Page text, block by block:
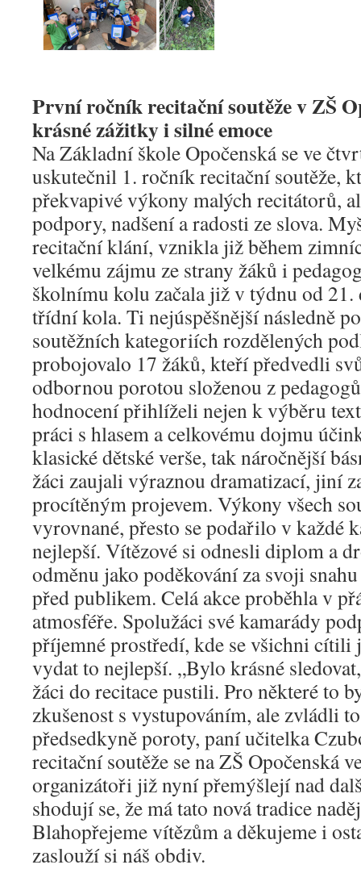
První ročník recitační soutěže v ZŠ
krásné zážitky i silné emoce
Na Základní škole Opočenská se ve
uskutečnil 1. ročník recitační soutěže,
překvapivé výkony malých recitátorů,
podpory, nadšení a radosti ze slova.
recitační klání, vznikla již během
velkému zájmu ze strany žáků i
školnímu kolu začala již v týdnu od
třídní kola. Ti nejúspěšnější následně
soutěžních kategoriích rozdělených
probojovalo 17 žáků, kteří předvedli
odbornou porotou složenou z
hodnocení přihlíželi nejen k výběru
práci s hlasem a celkovému dojmu
klasické dětské verše, tak náročnější
žáci zaujali výraznou dramatizací, jiní
procítěným projevem. Výkony všech
vyrovnané, přesto se podařilo v každé
nejlepší. Vítězové si odnesli diplom a
odměnu jako poděkování za svoji
před publikem. Celá akce proběhla v
atmosféře. Spolužáci své kamarády
příjemné prostředí, kde se všichni cítili
vydat to nejlepší. „Bylo krásné
žáci do recitace pustili. Pro některé to
zkušenost s vystupováním, ale zvládli
předsedkyně poroty, paní učitelka
recitační soutěže se na ZŠ Opočenská
organizátoři již nyní přemýšlejí nad
shodují se, že má tato nová tradice
Blahopřejeme vítězům a děkujeme i
zaslouží si náš obdiv.